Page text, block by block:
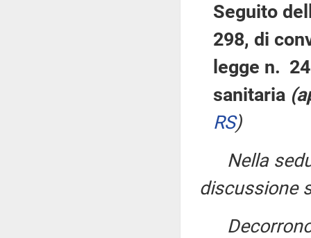
Seguito
298, di
legge n.
sanitaria
RS)
Nella
discussione